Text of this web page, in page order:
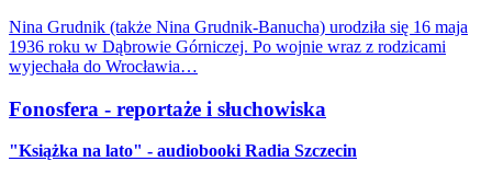
Nina Grudnik (także Nina Grudnik-Banucha) urodziła się 16 maja
1936 roku w Dąbrowie Górniczej. Po wojnie wraz z rodzicami
wyjechała do Wrocławia…
Fonosfera - reportaże i słuchowiska
"Książka na lato" - audiobooki Radia Szczecin